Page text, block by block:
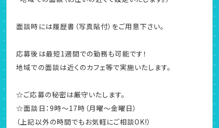
面談時には履歴書（写真貼付）をご用意下さい。
応募後は最短1週間での勤務も可能です！
地域での面談は近くのカフェ等で実施いたします。
☆ご応募の秘密は厳守いたします。
☆面談日：9時～17時（月曜～金曜日）
（上記以外の時間でもお気軽にご相談OK!）